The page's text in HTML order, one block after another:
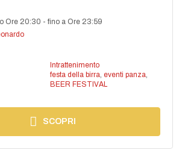
Ore 20:30 -fino a Ore 23:59
Intrattenimento
festa della birra, eventi panza,
BEER FESTIVAL
SCOPRI